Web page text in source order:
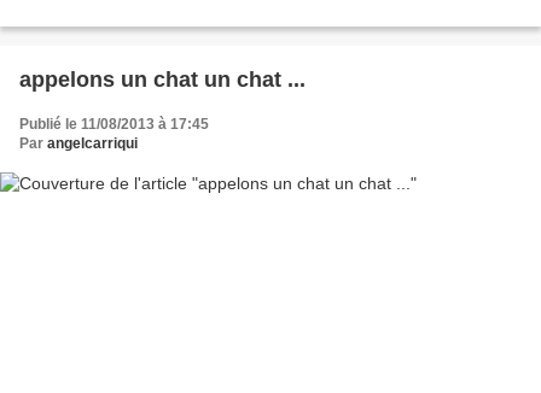
appelons un chat un chat ...
Publié le 11/08/2013 à 17:45
Par angelcarriqui